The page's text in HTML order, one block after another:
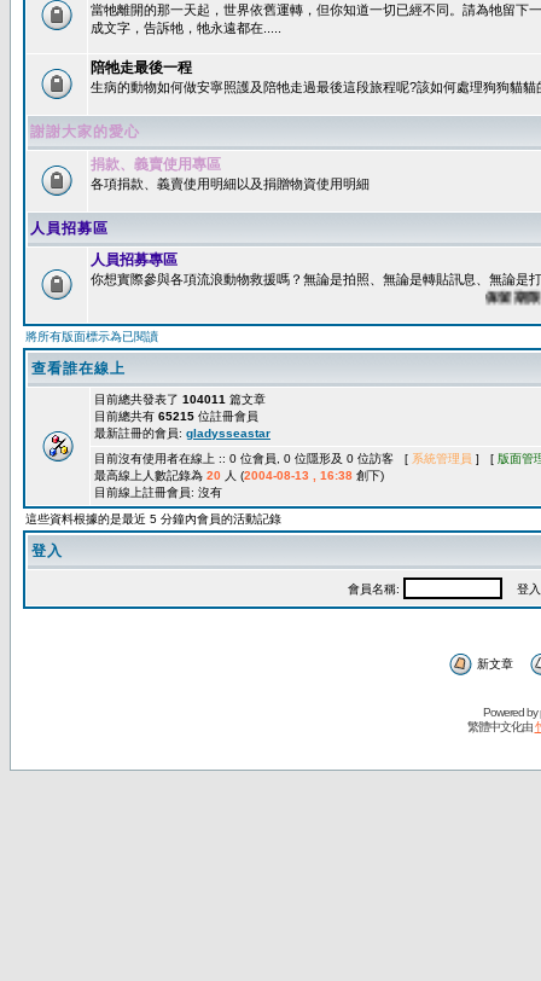
當牠離開的那一天起，世界依舊運轉，但你知道一切已經不同。請為牠留下
成文字，告訴牠，牠永遠都在.....
陪牠走最後一程
生病的動物如何做安寧照護及陪牠走過最後這段旅程呢?該如何處理狗狗貓貓
謝謝大家的愛心
捐款、義賣使用專區
各項捐款、義賣使用明細以及捐贈物資使用明細
人員招募區
人員招募專區
你想實際參與各項流浪動物救援嗎？無論是拍照、無論是轉貼訊息、無論是
保留期限：
將所有版面標示為已閱讀
查看誰在線上
目前總共發表了 104011 篇文章
目前總共有 65215 位註冊會員
最新註冊的會員: gladysseastar
目前沒有使用者在線上 :: 0 位會員, 0 位隱形及 0 位訪客 [ 系統管理員 ] [ 版面管
最高線上人數記錄為 20 人 (2004-08-13 , 16:38 創下)
目前線上註冊會員: 沒有
這些資料根據的是最近 5 分鐘內會員的活動記錄
登入
會員名稱: 登入
新文章
Powered by
繁體中文化由